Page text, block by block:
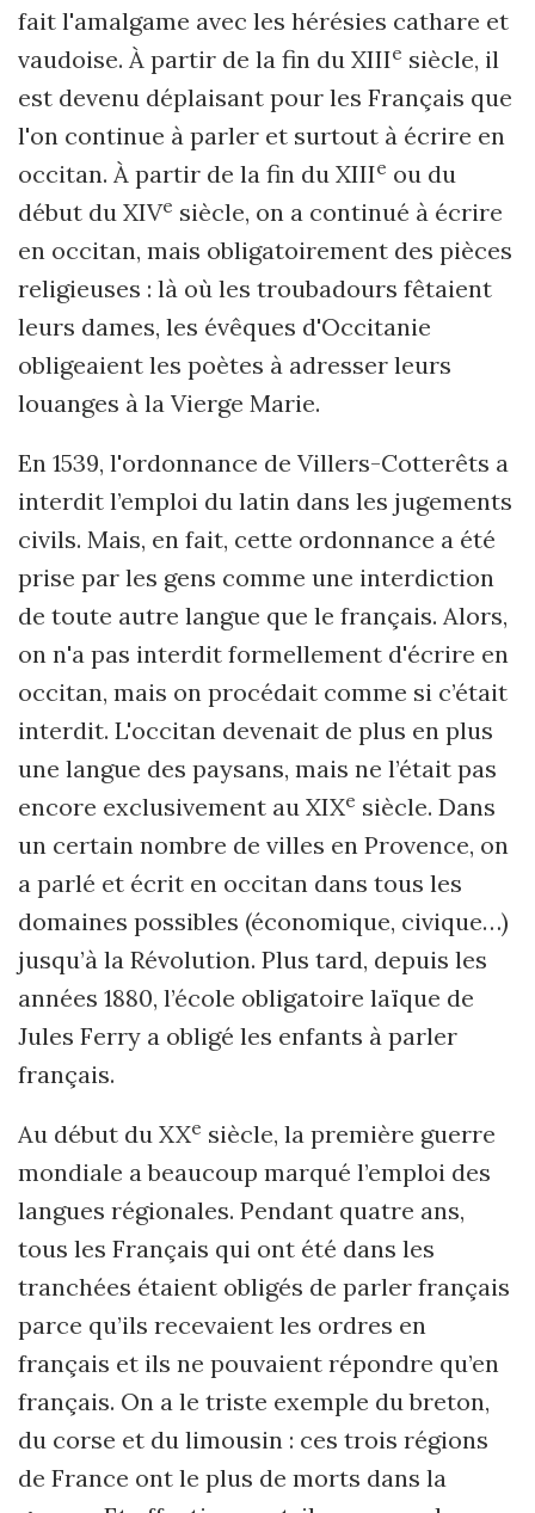
fait l'amalgame avec les hérésies cathare et
vaudoise. À partir de la fin du XIIIe siècle, il
est devenu déplaisant pour les Français que
l'on continue à parler et surtout à écrire en
occitan. À partir de la fin du XIIIe ou du
début du XIVe siècle, on a continué à écrire
en occitan, mais obligatoirement des pièces
religieuses : là où les troubadours fêtaient
leurs dames, les évêques d'Occitanie
obligeaient les poètes à adresser leurs
louanges à la Vierge Marie.
En 1539, l'ordonnance de Villers-Cotterêts a
interdit l’emploi du latin dans les jugements
civils. Mais, en fait, cette ordonnance a été
prise par les gens comme une interdiction
de toute autre langue que le français. Alors,
on n'a pas interdit formellement d'écrire en
occitan, mais on procédait comme si c’était
interdit. L'occitan devenait de plus en plus
une langue des paysans, mais ne l’était pas
encore exclusivement au XIXe siècle. Dans
un certain nombre de villes en Provence, on
a parlé et écrit en occitan dans tous les
domaines possibles (économique, civique…)
jusqu’à la Révolution. Plus tard, depuis les
années 1880, l’école obligatoire laïque de
Jules Ferry a obligé les enfants à parler
français.
Au début du XXe siècle, la première guerre
mondiale a beaucoup marqué l’emploi des
langues régionales. Pendant quatre ans,
tous les Français qui ont été dans les
tranchées étaient obligés de parler français
parce qu’ils recevaient les ordres en
français et ils ne pouvaient répondre qu’en
français. On a le triste exemple du breton,
du corse et du limousin : ces trois régions
de France ont le plus de morts dans la